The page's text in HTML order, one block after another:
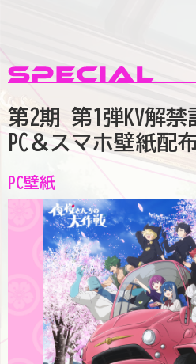
第2期 第1弾KV解
PC＆スマホ壁紙配布
PC壁紙